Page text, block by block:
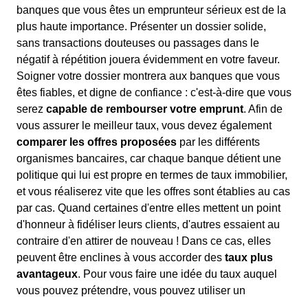
banques que vous êtes un emprunteur sérieux est de la
plus haute importance. Présenter un dossier solide,
sans transactions douteuses ou passages dans le
négatif à répétition jouera évidemment en votre faveur.
Soigner votre dossier montrera aux banques que vous
êtes fiables, et digne de confiance : c'est-à-dire que vous
serez capable de rembourser votre emprunt. Afin de
vous assurer le meilleur taux, vous devez également
comparer les offres proposées par les différents
organismes bancaires, car chaque banque détient une
politique qui lui est propre en termes de taux immobilier,
et vous réaliserez vite que les offres sont établies au cas
par cas. Quand certaines d'entre elles mettent un point
d'honneur à fidéliser leurs clients, d'autres essaient au
contraire d'en attirer de nouveau ! Dans ce cas, elles
peuvent être enclines à vous accorder des taux plus
avantageux. Pour vous faire une idée du taux auquel
vous pouvez prétendre, vous pouvez utiliser un